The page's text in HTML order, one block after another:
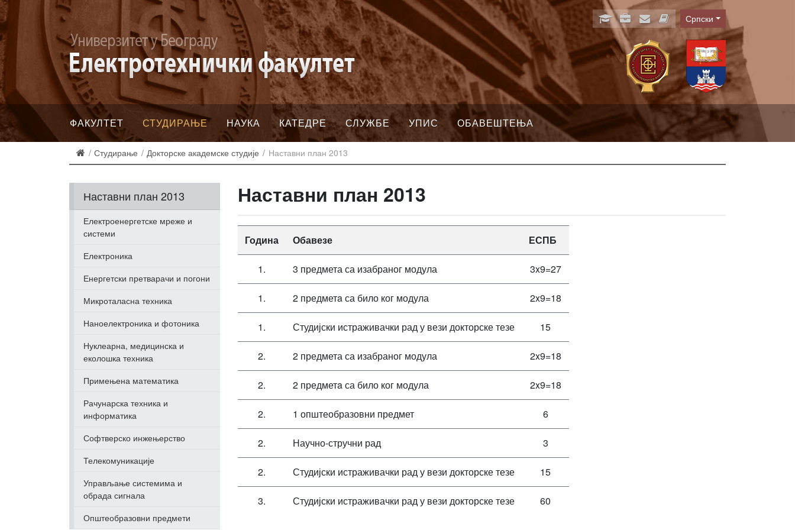
Language
Српски
ФАКУЛТЕТ СТУДИРАЊЕ НАУКА КАТЕДРЕ СЛУЖБЕ УПИС ОБАВЕШТЕЊА
Студирање Докторске академске студије Наставни план 2013
Наставни план 2013
Електроенергетске мреже и
системи
Електроника
Енергетски претварачи и погони
Микроталасна техника
Наноелектроника и фотоника
Нуклеарна, медицинска и
еколошка техника
Примењена математика
Рачунарска техника и
информатика
Софтверско инжењерство
Телекомуникације
Управљање системима и
обрада сигнала
Општеобразовни предмети
Наставни план 2013
Година Обавезе ЕСПБ
1. 3 предмета са изабраног модула 3x9=27
1. 2 предметa са било ког модула 2x9=18
1. Студијски истраживачки рад у вези докторске тезе 15
2. 2 предмета са изабраног модула 2x9=18
2. 2 предметa са било ког модула 2x9=18
2. 1 општеобразовни предмет 6
2. Научно-стручни рад 3
2. Студијски истраживачки рад у вези докторске тезе 15
3. Студијски истраживачки рад у вези докторске тезе 60